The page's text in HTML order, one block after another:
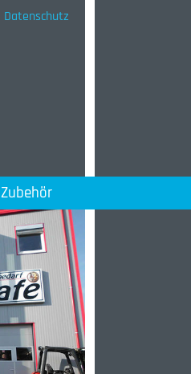
Datenschutz
Zubehör